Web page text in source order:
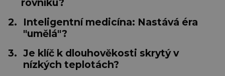
rovníku?
2.
Inteligentní medicína: Nastává éra
"umělá"?
3. Je klíč k dlouhověkosti skrytý v
nízkých teplotách?